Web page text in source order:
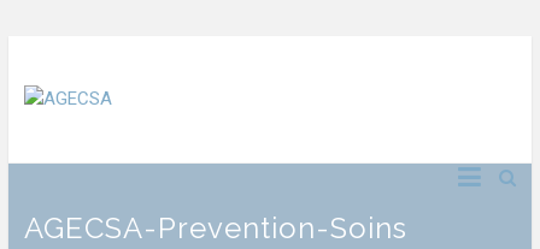
AGECSA-Prevention-Soins